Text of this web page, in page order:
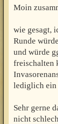
Moin
wie gesagt,
Runde
und würde
freischalten
lediglich ein
Sehr gerne
nicht